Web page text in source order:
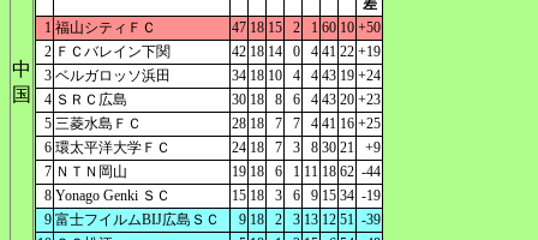
中
国
差
1 福山シティＦＣ 47 18 15 2 1 60 10 +50
2 ＦＣバレイン下関 42 18 14 0 4 41 22 +19
3 ベルガロッソ浜田 34 18 10 4 4 43 19 +24
4 ＳＲＣ広島 30 18 8 6 4 43 20 +23
5 三菱水島ＦＣ 28 18 7 7 4 41 16 +25
6 環太平洋大学ＦＣ 24 18 7 3 8 30 21
+9
7 ＮＴＮ岡山 19 18 6 1 11 18 62 -44
8 Yonago Genki ＳＣ 15 18 3 6 9 15 34 -19
9 富士フイルムBIJ広島ＳＣ 9 18 2 3 13 12 51 -39